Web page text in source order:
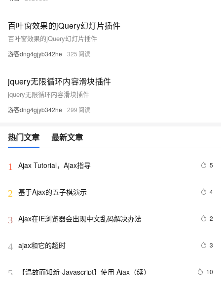
百叶窗效果的jQuery幻灯片插件
百叶窗效果的jQuery幻灯片插件
游客dng4gjyb342he 325
jquery无限循环内容滑块插件
jquery无限循环内容滑块插件
游客dng4gjyb342he 299
热门文章 最新文章
1 Ajax Tutorial，Ajax指导 5
2 基于Ajax的五子棋演示 4
3 Ajax在IE浏览器会出现中文乱码解决办法 2
4 ajax和它的超时 3
5 【温故而知新-Javascript】使用 Ajax（续） 10